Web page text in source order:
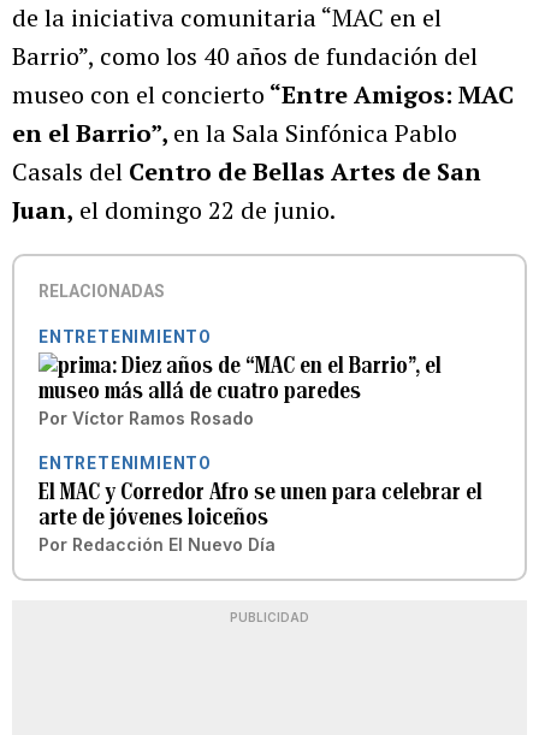
de la iniciativa comunitaria “MAC en el
Barrio”, como los 40 años de fundación del
museo con el concierto “Entre Amigos: MAC
en el Barrio”, en la Sala Sinfónica Pablo
Casals del Centro de Bellas Artes de San
Juan, el domingo 22 de junio.
RELACIONADAS
ENTRETENIMIENTO
Diez años de “MAC en el Barrio”, el
museo más allá de cuatro paredes
Por Víctor Ramos Rosado
ENTRETENIMIENTO
El MAC y Corredor Afro se unen para celebrar el
arte de jóvenes loiceños
Por Redacción El Nuevo Día
PUBLICIDAD